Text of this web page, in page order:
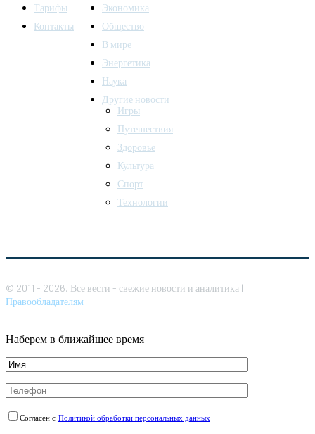
Тарифы
Контакты
Экономика
Общество
В мире
Энергетика
Наука
Другие новости
Игры
Путешествия
Здоровье
Культура
Спорт
Технологии
© 2011 - 2026, Все вести - свежие новости и аналитика |
Правообладателям
Наберем в ближайшее время
Согласен с Политикой обработки персональных данных